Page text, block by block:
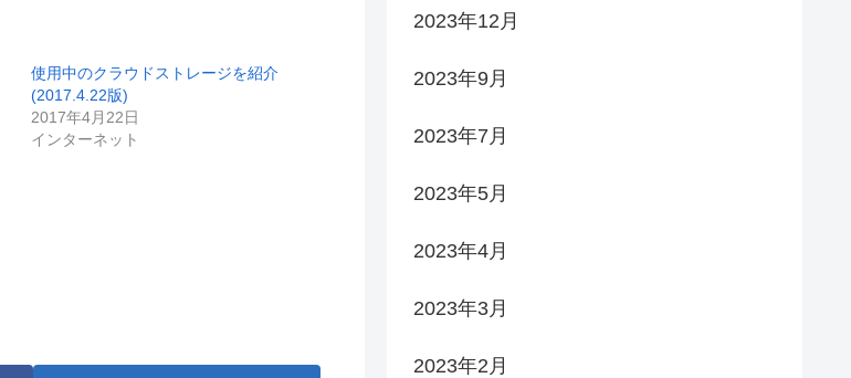
使用中のクラウドストレージを紹介
(2017.4.22版)
2017年4月22日
インターネット
2023年12月
2023年9月
2023年7月
2023年5月
2023年4月
2023年3月
2023年2月